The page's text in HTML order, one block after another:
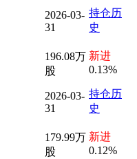
2026-03-
31
持仓历
史
196.08万
股
2026-03-
31
新进
0.13%
持仓历
史
179.99万
股
新进
0.12%